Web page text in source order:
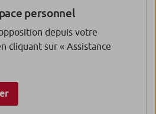
personnel
depuis votre
cliquant sur « Assistance